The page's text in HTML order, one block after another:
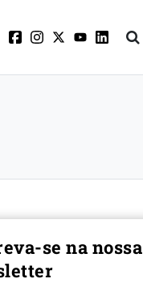
se na nossa